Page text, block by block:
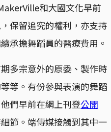
和大國文化早前
保留追究的權利，亦支持
承擔舞蹈員的醫療費用。
多宗意外的原委、製作時
等。有份參與表演的舞蹈
們早前在網上刊登公開
節。端傳媒接觸到其中一